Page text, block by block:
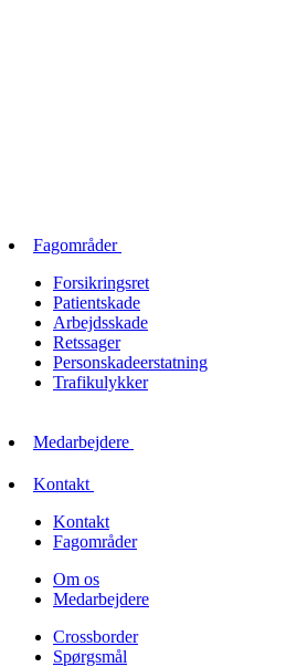
Fagområder
Forsikringsret
Patientskade
Arbejdsskade
Retssager
Personskadeerstatning
Trafikulykker
Medarbejdere
Kontakt
Kontakt
Fagområder
Om os
Medarbejdere
Crossborder
Spørgsmål